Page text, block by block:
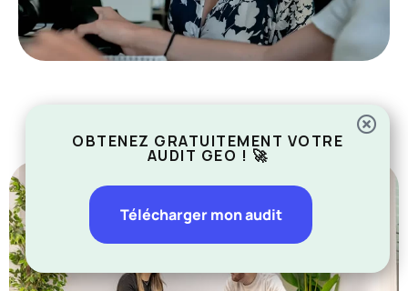
OBTENEZ GRATUITEMENT VOTRE
AUDIT GEO ! 🚀
Télécharger mon audit